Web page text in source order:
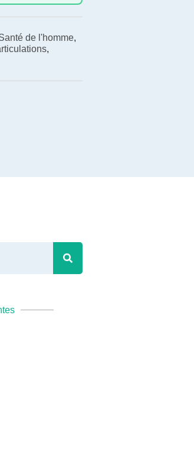
de l'homme,
,